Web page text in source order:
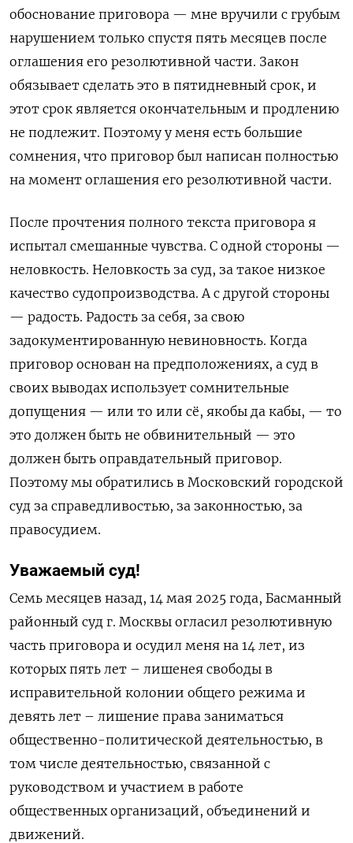
обоснование приговора — мне вручили с грубым
нарушением только спустя пять месяцев после
оглашения его резолютивной части. Закон
обязывает сделать это в пятидневный срок, и
этот срок является окончательным и продлению
не подлежит. Поэтому у меня есть большие
сомнения, что приговор был написан полностью
на момент оглашения его резолютивной части.
После прочтения полного текста приговора я
испытал смешанные чувства. С одной стороны —
неловкость. Неловкость за суд, за такое низкое
качество судопроизводства. А с другой стороны
— радость. Радость за себя, за свою
задокументированную невиновность. Когда
приговор основан на предположениях, а суд в
своих выводах использует сомнительные
допущения — или то или сё, якобы да кабы, — то
это должен быть не обвинительный — это
должен быть оправдательный приговор.
Поэтому мы обратились в Московский городской
суд за справедливостью, за законностью, за
правосудием.
Уважаемый суд!
Семь месяцев назад, 14 мая 2025 года, Басманный
районный суд г. Москвы огласил резолютивную
часть приговора и осудил меня на 14 лет, из
которых пять лет – лишенея свободы в
исправительной колонии общего режима и
девять лет – лишение права заниматься
общественно-политической деятельностью, в
том числе деятельностью, связанной с
руководством и участием в работе
общественных организаций, объединений и
движений.